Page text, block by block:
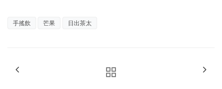
手搖飲 芒果 日出茶太